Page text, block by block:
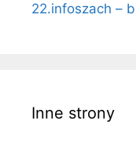
22.infoszach –
Inne strony